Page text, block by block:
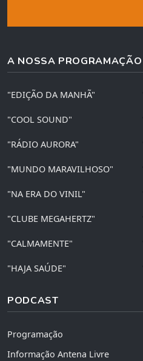
A NOSSA PROGRAMAÇÃO
"EDIÇÃO DA MANHÃ"
"COOL SOUND"
"RÁDIO AURORA"
"MUNDO MARAVILHOSO"
"NA ERA DO VINIL"
"CLUBE MEGAHERTZ"
"CALMAMENTE"
"HAJA SAÚDE"
PODCAST
Programação
Informação Antena Livre